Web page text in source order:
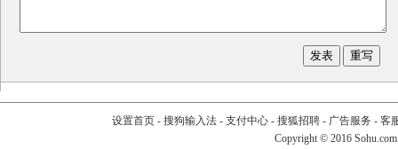
设置首页- 搜狗输入法- 支付中心- 搜狐招聘- 广告服务 - 客
Copyright © 2016